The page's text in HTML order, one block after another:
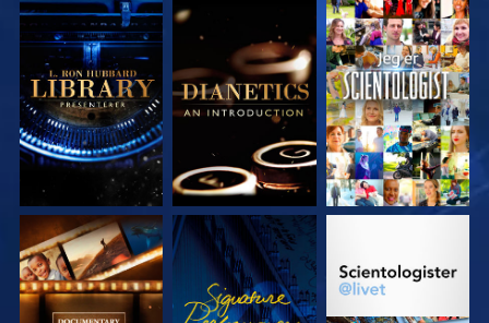
UTFORSK SERIEN UTFORSK SERIEN SE
UTFORSK SERIEN SE UTFORSK SERIEN